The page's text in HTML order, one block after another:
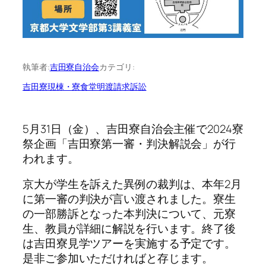
執筆者:吉田寮自治会カテゴリ:
吉田寮現棟・寮食堂明渡請求訴訟
5月31日（金）、吉田寮自治会主催で2024寮
祭企画「吉田寮第一審・判決解説会」が行
われます。
京大が学生を訴えた異例の裁判は、本年2月
に第一審の判決が言い渡されました。寮生
の一部勝訴となった本判決について、元寮
生、教員が詳細に解説を行います。終了後
は吉田寮見学ツアーを実施する予定です。
是非ご参加いただければと存じます。